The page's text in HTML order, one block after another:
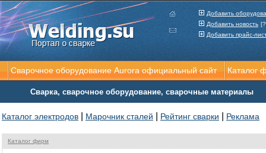
Каталог фирм
Сварочное оборудование Aurora официальный сайт Каталог
Сварка, сварочное оборудование, сварочные материалы
Каталог электродов Марочник сталей Рейтинг сварки Реклама
Добавить
Добавить новость
Добавить прайс-